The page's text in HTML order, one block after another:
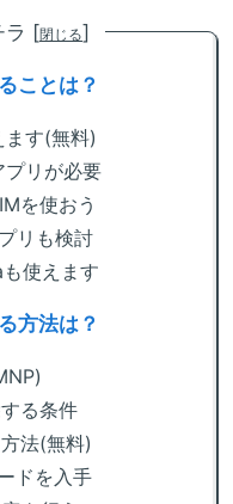
ラ [閉じる]
ことは？
す(無料)
プリが必要
を使おう
リも検討
使えます
方法は？
る条件
法(無料)
ドを入手